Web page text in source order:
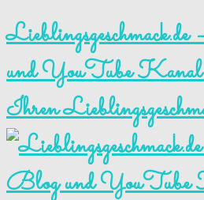
und YouTube Kanal
Ihren